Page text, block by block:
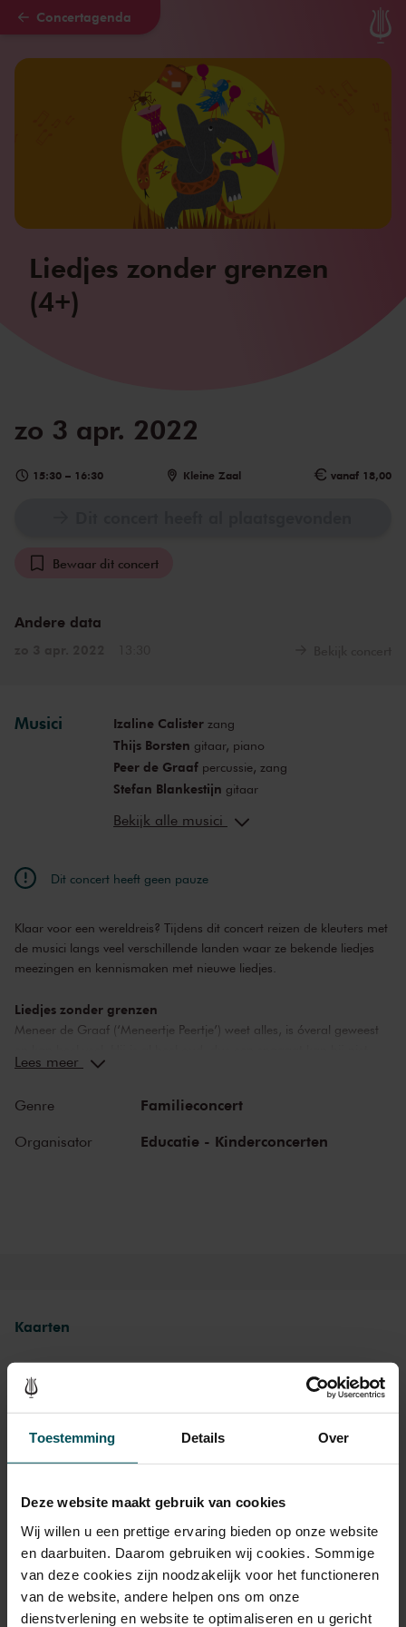
Toestemming Details Over
Deze website maakt gebruik van cookies
Wij willen u een prettige ervaring bieden op onze website
en daarbuiten. Daarom gebruiken wij cookies. Sommige
van deze cookies zijn noodzakelijk voor het functioneren
van de website, andere helpen ons om onze
dienstverlening en website te optimaliseren en u gericht
Naar hoofdcontent
Concertagenda
Liedjes zonder grenzen
(4+)
zo 3 apr. 2022
15:30 – 16:30 Kleine Zaal vanaf 18,00
Bewaar dit concert
Andere data
Musici Izaline Calisterzang
Thijs Borsten gitaar, piano
Peer de Graafpercussie, zang
Stefan Blankestijn gitaar
Kiki Jaski
Bekijk alle musici
Dit concert heeft geen pauze
Klaar voor een wereldreis? Tijdens dit concert reizen de kleuters met
de musici langs veel verschillende landen waar ze bekende liedjes
meezingen en kennismaken met nieuwe liedjes.
Liedjes zonder grenzen
Meneer de Graaf (‘Meneertje Peertje’) weet alles, is óveral geweest
meer, maar daar wil hij zelf niks van weten. Hij is jong van geest,
doet hij niet alleen, maar samen met zijn muziekvrienden én zijn
zijn ruimtepak gebleven? Zonder deze uitrusting kan hij onmogelijk
Lees meer
Genre Familieconcert
Organisator Educatie - Kinderconcerten
Kaarten
Standaard € 18,00
Drankjes zijn bij de prijs inbegrepen. Ben je jonger dan 30
jaar? Eventuele sprintkaarten zijn 4 uur van tevoren via de
online bestelflow beschikbaar. Meer informatie over
sprintkaarten